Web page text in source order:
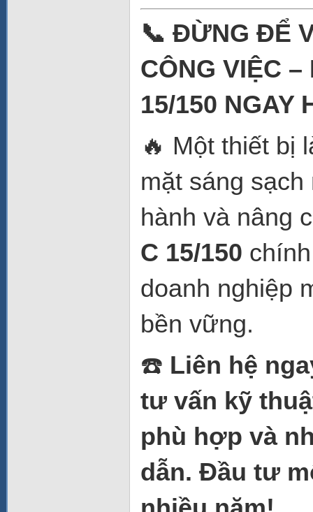
📞 ĐỪNG ĐỂ
CÔNG VIỆC
15/150 NGAY
🔥 Một thiết bị
mặt sáng
hành và nâng
C 15/150
doanh nghiệp
bền vững.
☎️ Liên hệ
tư vấn kỹ
phù hợp và
dẫn. Đầu tư